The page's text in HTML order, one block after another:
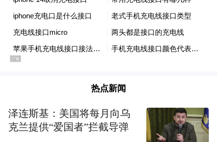
董月菊表示，安宁疗护是完善全生命周期健
康服务体系建设的重要内容，当前区域仍存
德州市安宁疗护医疗质量控制中心正式获批
学术引领+质控中心监管赋能”的双轮驱动格
局，全体委员要强化责任担当，常态化开展
热点新闻
泽连斯基：美国将每月向乌
克兰提供“爱国者”拦截导弹